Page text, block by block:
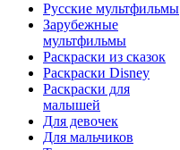
Русские мультфильмы
Зарубежные
мультфильмы
Раскраски из сказок
Раскраски Disney
Раскраски для
малышей
Для девочек
Для мальчиков